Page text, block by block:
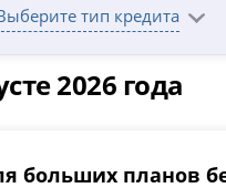
тип кредита
2026 года
больших планов